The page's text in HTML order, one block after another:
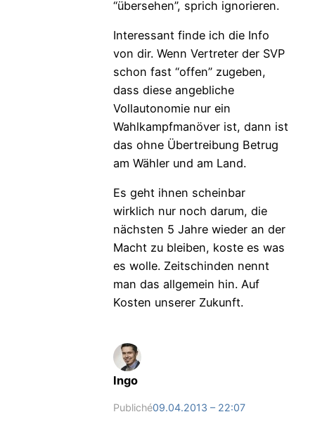
“übersehen”, sprich ignorieren.
Interessant finde ich die Info
von dir. Wenn Vertreter der SVP
schon fast “offen” zugeben,
dass diese angebliche
Vollautonomie nur ein
Wahlkampfmanöver ist, dann ist
das ohne Übertreibung Betrug
am Wähler und am Land.
Es geht ihnen scheinbar
wirklich nur noch darum, die
nächsten 5 Jahre wieder an der
Macht zu bleiben, koste es was
es wolle. Zeitschinden nennt
man das allgemein hin. Auf
Kosten unserer Zukunft.
Ingo
Publiché09.04.2013 – 22:07